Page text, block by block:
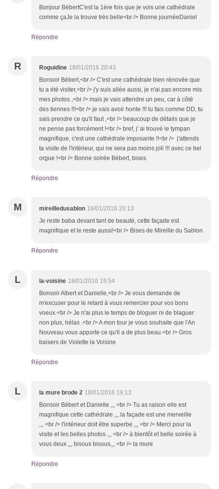
Bonjour BébertC'est la 1ère fois que je vois une cathédrale
comme çaJe la trouve très belle<br /> Bonne journéeDaniel
Répondre
R Roguidine 18/01/2016 20:43
Bonsoir Bébert,<br /> C'est une cathédrale bien rénovée que
tu a été visiter,<br /> j'y suis allée aussi, je n'ai pas encore mis
mes photos ,<br /> mais je vais attendre un peu, car à côté
des tiennes !!!<br /> je vais avoir honte !!! tu fais comme DD, tu
sais prendre ce qu'il faut ,<br /> beaucoup de détails que je
ne pense pas forcément !<br /> bref, j' ai trouvé le tympan
magnifique, c'est une cathédrale imposante !!<br /> j'attends
ta visite de l'intérieur, qui ne sera pas moins joli !!! avec ce bel
orgue !<br /> Bonne soirée Bébert, bises
Répondre
M mireilledusablon 18/01/2016 20:13
Je reste baba devant tant de beauté, cette façade est
magnifique et le reste aussi!<br /> Bises de Mireille du Sablon
Répondre
L la-voisine 18/01/2016 19:54
Bonsoir Albert et Danielle,<br /> Je vous demande de
m'excuser pour le retard à vous remercier pour vos bons
voeux.<br /> Je n'ai plus le temps de bloguer ni de blaguer
non plus, hélas .<br /> A mon tour je vous souhaite que l'An
Nouveau vous apporte ce qu'il a de plus beau.<br /> Gros
baisers de Violette la Voisine
Répondre
L la mure brode 2 18/01/2016 19:13
Bonsoir Bébert et Danielle ,,, <br /> Tu as raison elle est
magnifique cette cathédrale ,,, la façade est une merveille
,,, <br /> l'intérieur doit être superbe ,,, <br /> Merci pour la
visite et les belles photos ,,, <br /> à bientôt et belle soirée à
vous deux ,,, bisous bisous,,, <br /> la mure
Répondre